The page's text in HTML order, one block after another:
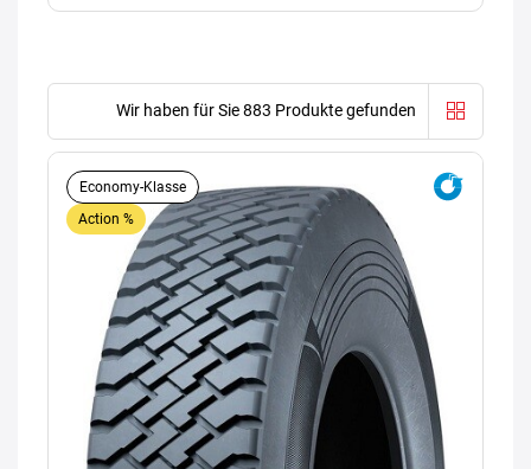
Wir haben für Sie 883 Produkte gefunden
Economy-Klasse
Action %